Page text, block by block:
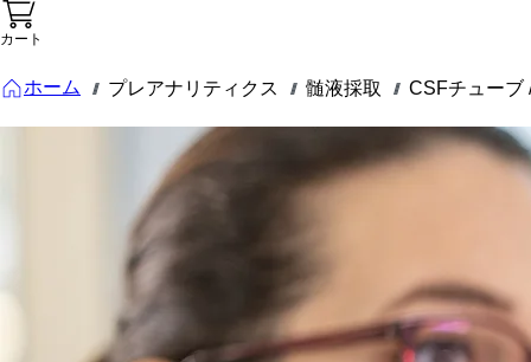
カート
ホーム /// プレアナリティクス /// 髄液採取 /// CSFチューブ